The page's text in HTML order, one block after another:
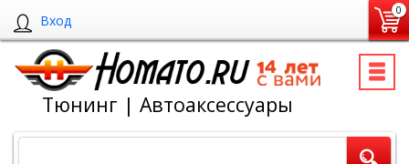
Вход
0
Тюнинг | Автоаксессуары